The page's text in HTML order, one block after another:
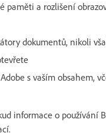
paměti a rozlišení
dokumentů, nikoli
s vaším obsahem,
informace o používání